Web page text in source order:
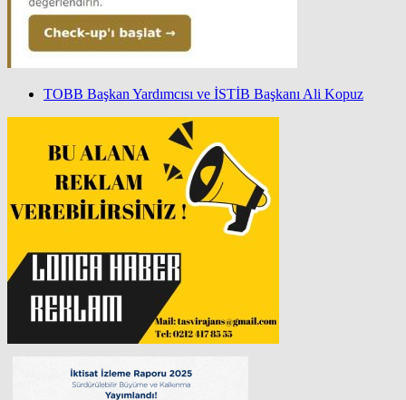
TOBB Başkan Yardımcısı ve İSTİB Başkanı Ali Kopuz